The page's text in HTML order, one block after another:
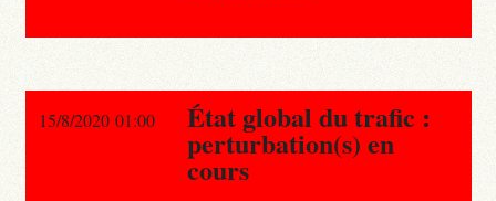
15/8/2020 01:00 État global du trafic :
perturbation(s) en
cours